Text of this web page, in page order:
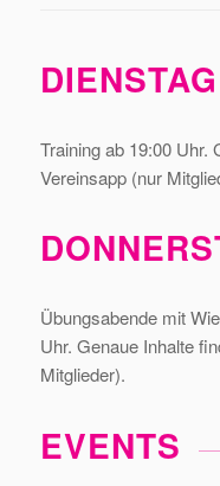
DIENSTAG
Training ab 19:00 Uhr.
Vereinsapp (nur
Übungsabende mit
Uhr. Genaue Inhalte
Mitglieder).
EVENTS